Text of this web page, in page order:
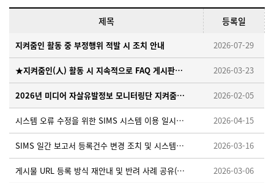
제목 등록일
지켜줌인 활동 중 부정행위 적발 시 조치 안내 2026-07-29
★지켜줌인(人) 활동 시 지속적으로 FAQ 게시판을 확인해 주세요! 2026-03-23
2026년 미디어 자살유발정보 모니터링단 지켜줌인(人) 모집 안내 2026-02-05
시스템 오류 수정을 위한 SIMS 시스템 이용 일시중단 안내 ※ 26. 4. 15. (수) 18:00~18:10 2026-04-15
SIMS 일간 보고서 등록건수 변경 조치 및 시스템 적용을 위한 임시 중단 안내 ※26.3.19.(목) 오후 18:00~18:30 2026-03-16
게시물 URL 등록 방식 재안내 및 반려 사례 공유(필독) 2026-03-06